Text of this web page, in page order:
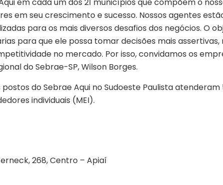
em cada um dos 21 municípios que compõem o
em seu crescimento e sucesso. Nossos agentes
para os mais diversos desafios dos negócios. O
para que ele possa tomar decisões mais
no mercado. Por isso, convidamos os
do Sebrae-SP, Wilson Borges.
do Sebrae Aqui no Sudoeste Paulista
individuais (MEI).
268, Centro – Apiaí